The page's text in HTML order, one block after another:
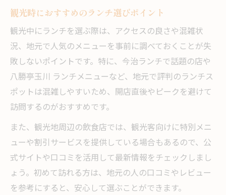
観光時におすすめのランチ選びポイント
観光中にランチを選ぶ際は、アクセスの良さや混雑状
況、地元で人気のメニューを事前に調べておくことが失
敗しないポイントです。特に、今治ランチで話題の店や
八勝亭玉川 ランチメニューなど、地元で評判のランチス
ポットは混雑しやすいため、開店直後やピークを避けて
訪問するのがおすすめです。
また、観光地周辺の飲食店では、観光客向けに特別メニ
ューや割引サービスを提供している場合もあるので、公
式サイトや口コミを活用して最新情報をチェックしまし
ょう。初めて訪れる方は、地元の人の口コミやレビュー
を参考にすると、安心して選ぶことができます。